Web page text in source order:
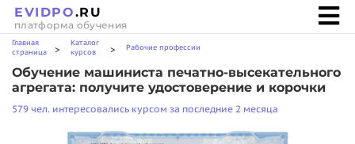
EVIDPO.RU
платформа обучения
Главная
страница
>
Каталог
курсов
> Рабочие профессии
Обучение машиниста печатно-высекательного
агрегата: получите удостоверение и корочки
579 чел. интересовались курсом за последние 2 месяца